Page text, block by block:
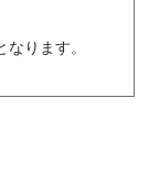
ります。